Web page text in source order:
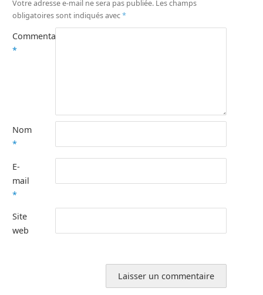
Votre adresse e-mail ne sera pas publiée. Les champs
obligatoires sont indiqués avec*
Commentaire
*
Nom
*
E-
mail
*
Site
web